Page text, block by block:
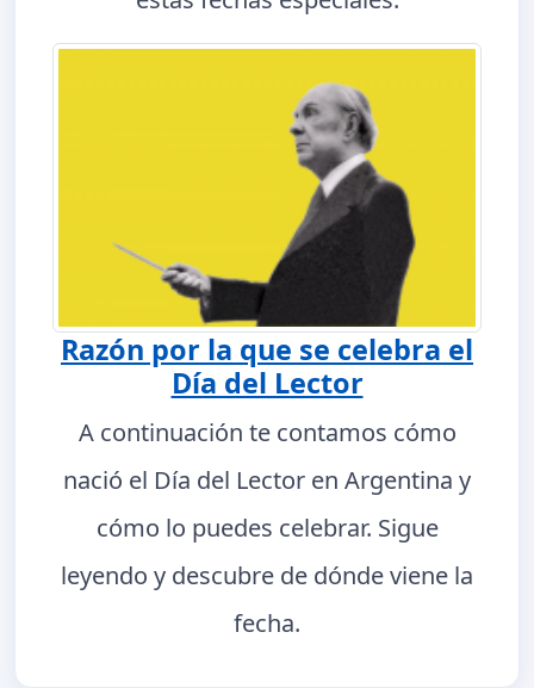
Razón por la que se celebra el
Día del Lector
A continuación te contamos cómo
nació el Día del Lector en Argentina y
cómo lo puedes celebrar. Sigue
leyendo y descubre de dónde viene la
fecha.